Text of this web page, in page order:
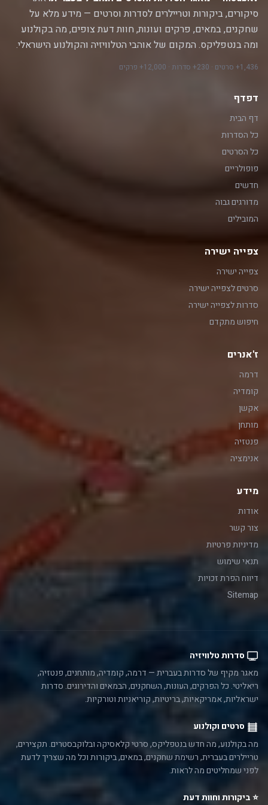
סיקורים, ביקורות וטריילרים לסדרות וסרטים — מידע מלא על
שחקנים, במאים, פרקים ועונות, חוות דעת צופים, מה בקולנוע
ומה בנטפליקס. המקום של אוהבי הטלוויזיה והקולנוע הישראלי.
1,436+ סרטים · 230+ סדרות · 12,000+ פרקים
דפדף
דף הבית
כל הסדרות
כל הסרטים
פופולריים
חדשים
מדורגים גבוה
המובילים
צפייה ישירה
צפייה ישירה
סרטים לצפייה ישירה
סדרות לצפייה ישירה
חיפוש מתקדם
ז'אנרים
דרמה
קומדיה
אקשן
מותחן
פנטזיה
אנימציה
מידע
אודות
צור קשר
מדיניות פרטיות
תנאי שימוש
דיווח הפרת זכויות
Sitemap
סדרות טלוויזיה
מאגר מקיף של סדרות בעברית — דרמה, קומדיה, מותחנים, פנטזיה,
ריאליטי. כל הפרקים, העונות, השחקנים, הבמאים והדירוגים. סדרות
ישראליות, אמריקאיות, בריטיות, קוריאניות וטורקיות.
סרטים וקולנוע
מה בקולנוע, מה חדש בנטפליקס, סרטי קלאסיקה ובלוקבסטרים. תקצירים,
טריילרים בעברית, רשימת שחקנים, במאים, ביקורות וכל מה שצריך לדעת
לפני שמחליטים מה לראות.
⭐ ביקורות וחוות דעת